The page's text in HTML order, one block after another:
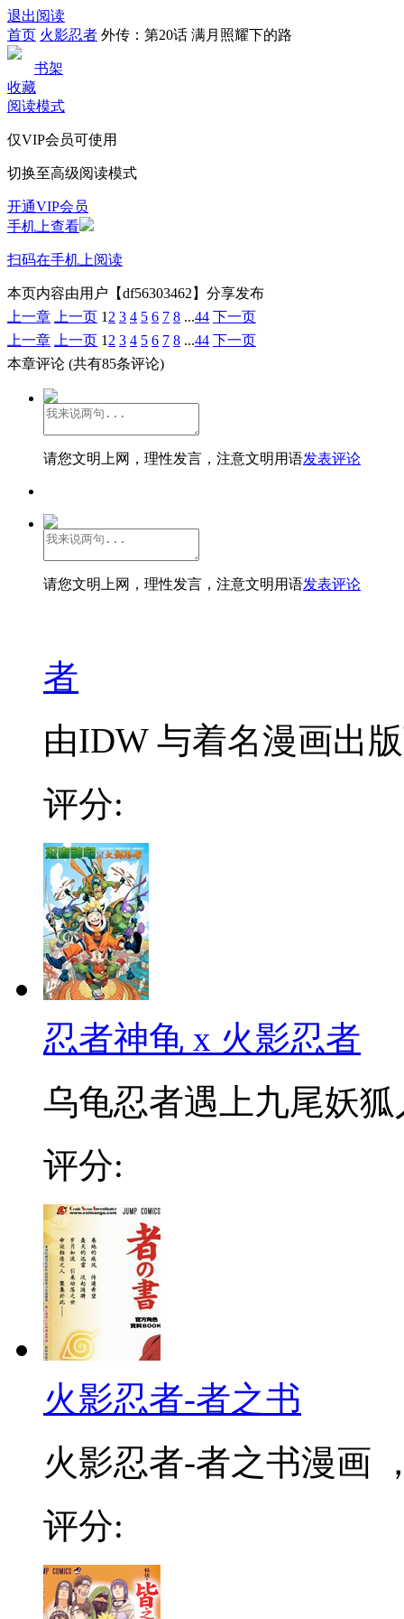
退出阅读
首页 火影忍者 外传：第20话 满月照耀下的路
书架
收藏
阅读模式
仅VIP会员可使用
切换至高级阅读模式
开通VIP会员
手机上查看
扫码在手机上阅读
本页内容由用户【df56303462】分享发布
上一章
上一页 1 2 3 4 5 6 7 8 ...44 下一页
上一章
上一页 1 2 3 4 5 6 7 8 ...44 下一页
本章评论 (共有85条评论)
请您文明上网，理性发言，注意文明用语发表评论
请您文明上网，理性发言，注意文明用语发表评论
者
由IDW 与着名漫画出
评分:
忍者神龟 x 火影忍者
乌龟忍者遇上九尾妖
评分:
火影忍者-者之书
火影忍者-者之书漫画
评分: